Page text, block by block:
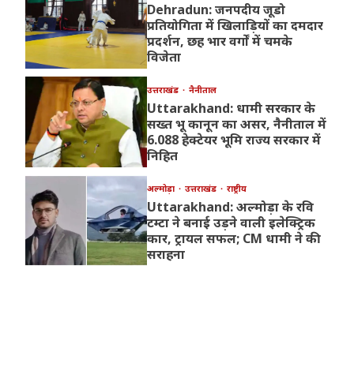
Dehradun: जनपदीय जूडो
प्रतियोगिता में खिलाड़ियों का दमदार
प्रदर्शन, छह भार वर्गों में चमके
विजेता
उत्तराखंड नैनीताल
Uttarakhand: धामी सरकार के
सख्त भू कानून का असर, नैनीताल में
6.088 हेक्टेयर भूमि राज्य सरकार में
निहित
अल्मोड़ा उत्तराखंड राष्ट्रीय
Uttarakhand: अल्मोड़ा के रवि
टम्टा ने बनाई उड़ने वाली इलेक्ट्रिक
कार, ट्रायल सफल; CM धामी ने की
सराहना